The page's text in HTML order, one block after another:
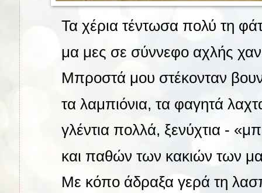
Τα χέρια τέντωσα πολύ τη
μα μες σε σύννεφο αχλής
Μπροστά μου στέκονταν
τα λαμπιόνια, τα φαγητά
γλέντια πολλά, ξενύχτια -
και παθών των κακιών των
Με κόπο άδραξα γερά τη